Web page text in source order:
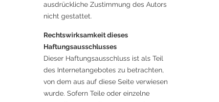
ausdrückliche Zustimmung des Autors
nicht gestattet.
Rechtswirksamkeit dieses
Haftungsausschlusses
Dieser Haftungsausschluss ist als Teil
des Internetangebotes zu betrachten,
von dem aus auf diese Seite verwiesen
wurde. Sofern Teile oder einzelne